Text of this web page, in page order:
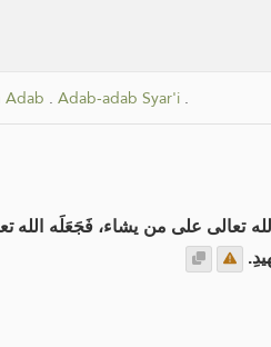
Adab . Adab-adab Syar'i .
تعالى على من يشاء، فَجَعَلَه الله